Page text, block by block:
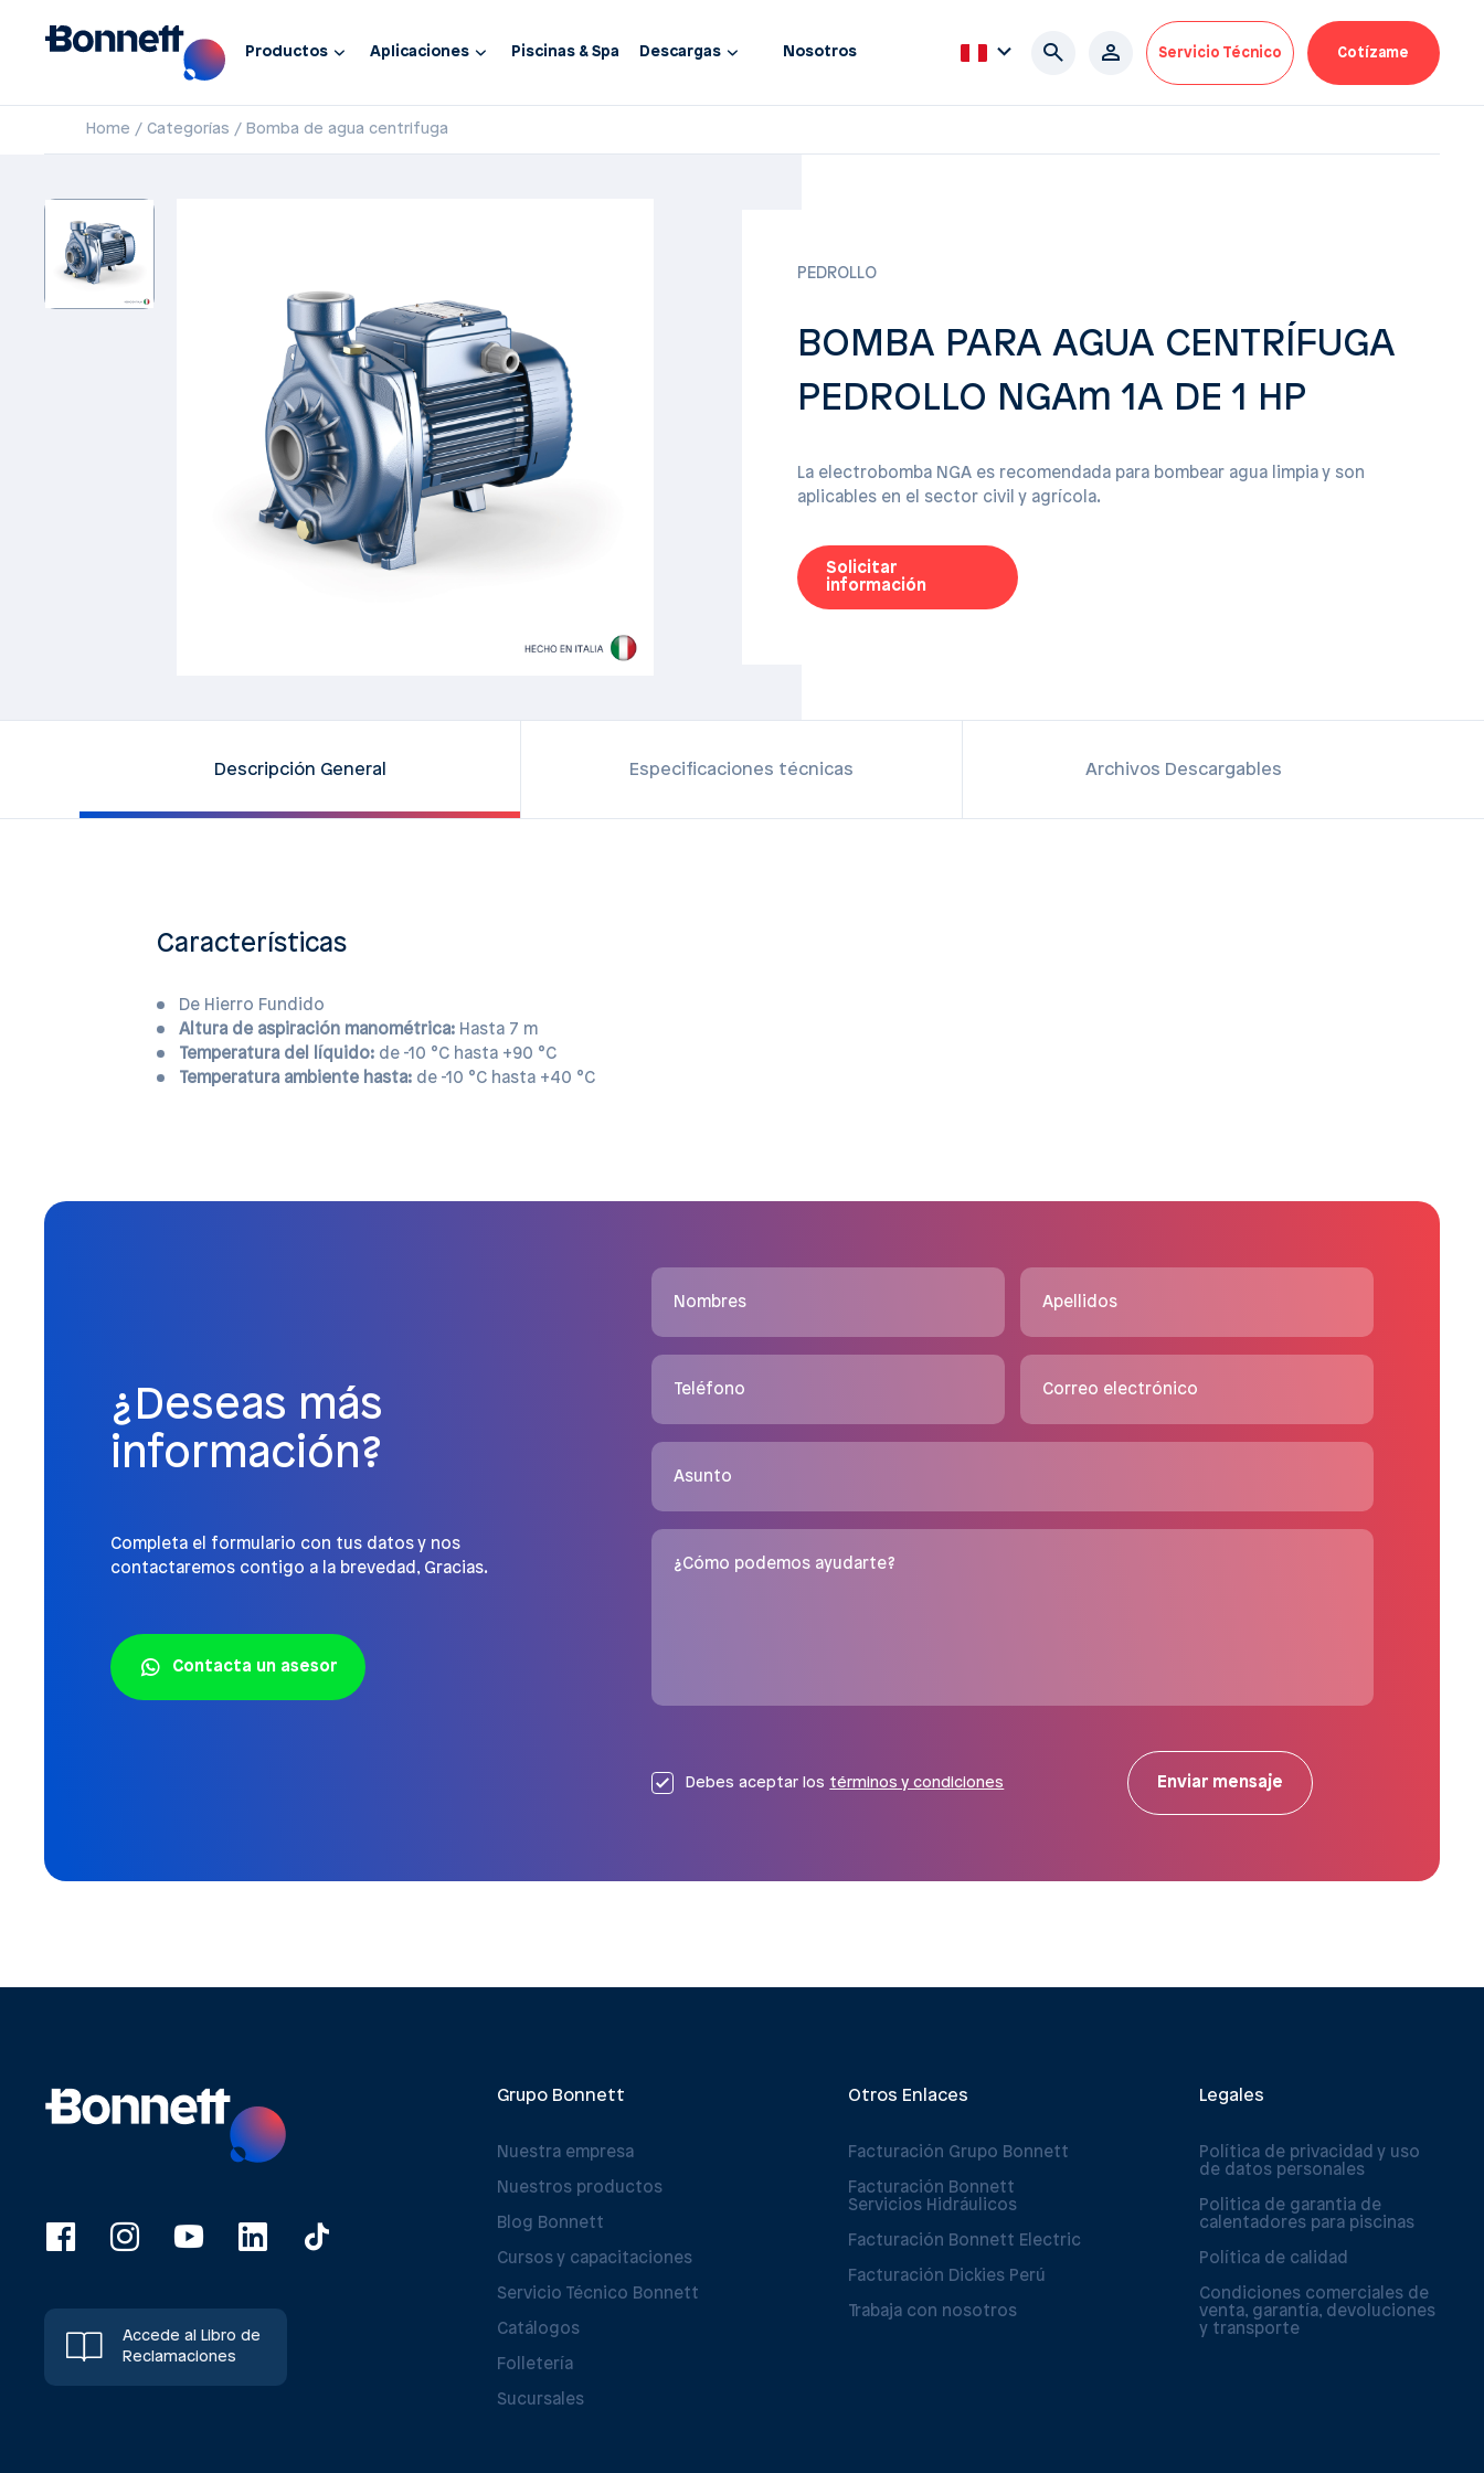
Productos Aplicaciones Piscinas & Spa Descargas Nosotros Servicio Técnico Cotízame
Home Categorías Bomba de agua centrifuga
PEDROLLO
BOMBA PARA AGUA CENTRÍFUGA
PEDROLLO NGAm 1A DE 1 HP
La electrobomba NGA es recomendada para bombear agua limpia y son
aplicables en el sector civil y agrícola.
Solicitar
información
Descripción General Especificaciones técnicas Archivos Descargables
Características
De Hierro Fundido
Altura de aspiración manométrica: Hasta 7 m
Temperatura del líquido: de -10 °C hasta +90 °C
Temperatura ambiente hasta: de -10 °C hasta +40 °C
¿Deseas más
información?
Completa el formulario con tus datos y nos
contactaremos contigo a la brevedad, Gracias.
Contacta un asesor
Nombres Apellidos
Teléfono Correo electrónico
Asunto
¿Cómo podemos ayudarte?
Debes aceptar los términos y condiciones Enviar mensaje
Accede al Libro de
Reclamaciones
Grupo Bonnett
Nuestra empresa
Nuestros productos
Blog Bonnett
Cursos y capacitaciones
Servicio Técnico Bonnett
Catálogos
Folletería
Sucursales
Otros Enlaces
Facturación Grupo Bonnett
Facturación Bonnett
Servicios Hidráulicos
Facturación Bonnett Electric
Facturación Dickies Perú
Trabaja con nosotros
Legales
Política de privacidad y uso
de datos personales
Politica de garantia de
calentadores para piscinas
Política de calidad
Condiciones comerciales de
venta, garantía, devoluciones
y transporte